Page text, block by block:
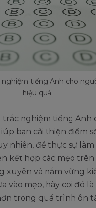
nghiệm tiếng Anh cho
hiệu quả
trắc nghiệm tiếng Anh
bạn cải thiện điểm
nhiên, để thực sự
kết hợp các mẹo trên
xuyên và nắm vững
vào mẹo, hãy coi đó là
trong quá trình ôn